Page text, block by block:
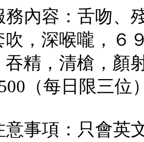
務內容：舌吻、
吹，深喉嚨，６
吞精，清槍，顏
（每日限三位
意事項：只會英